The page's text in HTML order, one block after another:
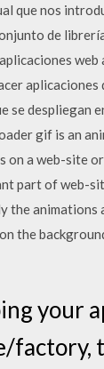
que nos
de
web
aplicaciones
se despliegan
gif is an
on a web-site
part of web-
the animations
the
your
factory,